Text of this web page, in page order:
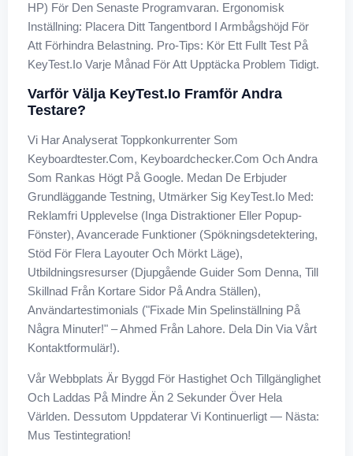
HP) För Den Senaste Programvaran. Ergonomisk
Inställning: Placera Ditt Tangentbord I Armbågshöjd För
Att Förhindra Belastning. Pro-Tips: Kör Ett Fullt Test På
KeyTest.io Varje Månad För Att Upptäcka Problem Tidigt.
Varför Välja KeyTest.io Framför Andra
Testare?
Vi Har Analyserat Toppkonkurrenter Som
Keyboardtester.com, Keyboardchecker.com Och Andra
Som Rankas Högt På Google. Medan De Erbjuder
Grundläggande Testning, Utmärker Sig KeyTest.io Med:
Reklamfri Upplevelse (inga Distraktioner Eller Popup-
Fönster), Avancerade Funktioner (spökningsdetektering,
Stöd För Flera Layouter Och Mörkt Läge),
Utbildningsresurser (djupgående Guider Som Denna, Till
Skillnad Från Kortare Sidor På Andra Ställen),
Användartestimonials ("Fixade Min Spelinställning På
Några Minuter!" – Ahmed Från Lahore. Dela Din Via Vårt
Kontaktformulär!).
Vår Webbplats Är Byggd För Hastighet Och Tillgänglighet
Och Laddas På Mindre Än 2 Sekunder Över Hela
Världen. Dessutom Uppdaterar Vi Kontinuerligt — Nästa:
Mus Testintegration!